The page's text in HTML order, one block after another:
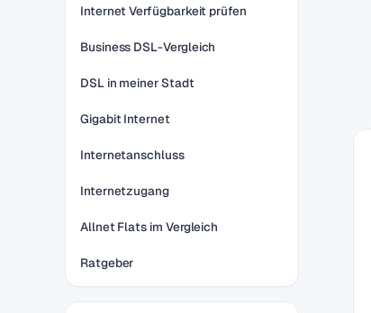
Internet Verfügbarkeit prüfen
Business DSL-Vergleich
DSL in meiner Stadt
Gigabit Internet
Internetanschluss
Internetzugang
Allnet Flats im Vergleich
Ratgeber